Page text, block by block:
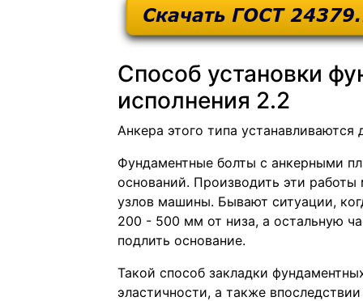
Способ установки
исполнения 2.2
Анкера этого типа
Фундаментные болты с анкерными
оснований. Производить эти
узлов машины. Бывают ситуации,
200 - 500 мм от низа, а остальную
подлить основание.
Такой способ закладки
эластичности, а также